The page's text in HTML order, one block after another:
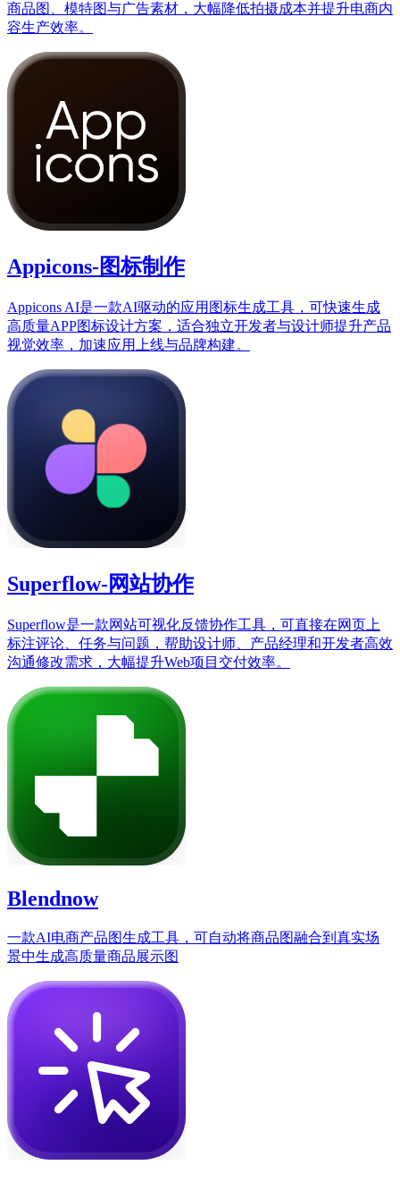
商品图、模特图与广告素材，大幅降低拍摄成本并提升电商内
容生产效率。
Appicons-图标制作
Appicons AI是一款AI驱动的应用图标生成工具，可快速生成
高质量APP图标设计方案，适合独立开发者与设计师提升产品
视觉效率，加速应用上线与品牌构建。
Superflow-网站协作
Superflow是一款网站可视化反馈协作工具，可直接在网页上
标注评论、任务与问题，帮助设计师、产品经理和开发者高效
沟通修改需求，大幅提升Web项目交付效率。
Blendnow
一款AI电商产品图生成工具，可自动将商品图融合到真实场
景中生成高质量商品展示图